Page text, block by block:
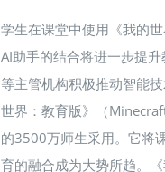
学生在课堂中使用《我的
AI助手的结合将进一步提
等主管机构积极推动智能
世界：教育版》（
的3500万师生采用。它将
育的融合成为大势所趋。